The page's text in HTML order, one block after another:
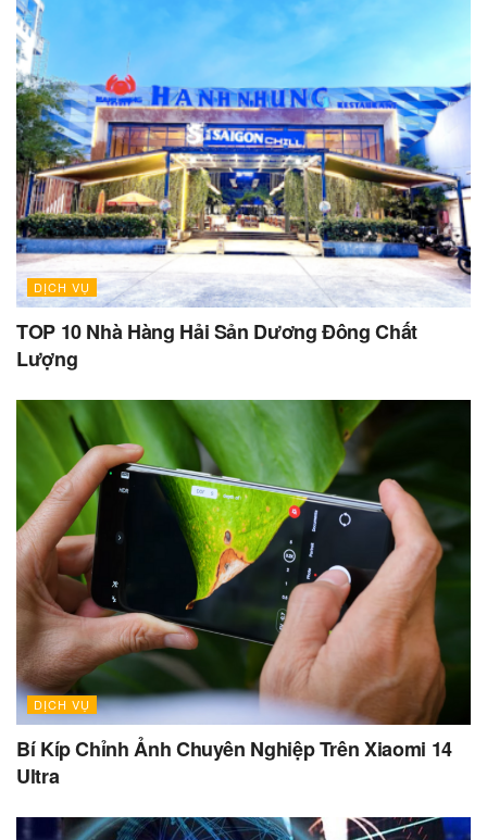
DỊCH VỤ
TOP 10 Nhà Hàng Hải Sản Dương Đông Chất
Lượng
DỊCH VỤ
Bí Kíp Chỉnh Ảnh Chuyên Nghiệp Trên Xiaomi 14
Ultra